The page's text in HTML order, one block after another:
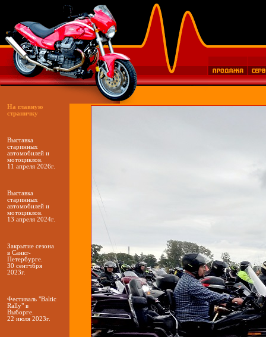
На главную
страничку
Выставка
старинных
автомобилей и
мотоциклов.
11 апреля 2026г.
Выставка
старинных
автомобилей и
мотоциклов.
13 апреля 2024г.
Закрытие сезона
в Санкт-
Петербурге.
30 сентчбря
2023г.
Фестиваль "Baltic
Rally" в
Выборге.
22 июля 2023г.